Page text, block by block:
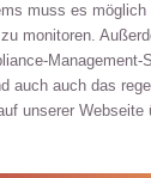
muss es
monitoren.
auch auch das
unserer Webseite